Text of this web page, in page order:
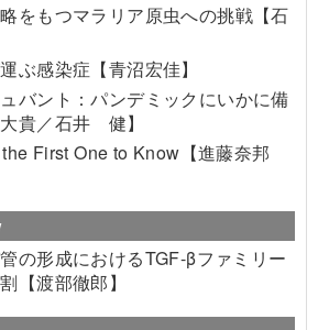
をもつマラリア原虫への挑戦【石
ぶ感染症【青沼宏佳】
バント：パンデミックにいかに備
貴／石井 健】
First One to Know【進藤奈邦
の形成におけるTGF-βファミリー
【渡部徹郎】